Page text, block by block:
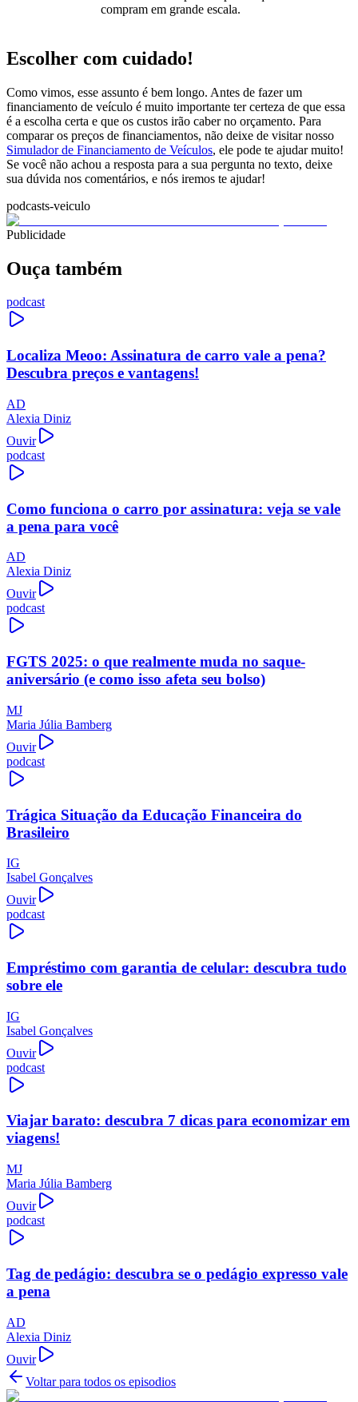
compram em grande escala.
Escolher com cuidado!
Como vimos, esse assunto é bem longo. Antes de fazer um
financiamento de veículo é muito importante ter certeza de que essa
é a escolha certa e que os custos irão caber no orçamento. Para
comparar os preços de financiamentos, não deixe de visitar nosso
Simulador de Financiamento de Veículos, ele pode te ajudar muito!
Se você não achou a resposta para a sua pergunta no texto, deixe
sua dúvida nos comentários, e nós iremos te ajudar!
podcasts-veiculo
Publicidade
Ouça também
podcast
Localiza Meoo: Assinatura de carro vale a pena?
Descubra preços e vantagens!
AD
Alexia Diniz
Ouvir
podcast
Como funciona o carro por assinatura: veja se vale
a pena para você
AD
Alexia Diniz
Ouvir
podcast
FGTS 2025: o que realmente muda no saque-
aniversário (e como isso afeta seu bolso)
MJ
Maria Júlia Bamberg
Ouvir
podcast
Trágica Situação da Educação Financeira do
Brasileiro
IG
Isabel Gonçalves
Ouvir
podcast
Empréstimo com garantia de celular: descubra tudo
sobre ele
IG
Isabel Gonçalves
Ouvir
podcast
Viajar barato: descubra 7 dicas para economizar em
viagens!
MJ
Maria Júlia Bamberg
Ouvir
podcast
Tag de pedágio: descubra se o pedágio expresso vale
a pena
AD
Alexia Diniz
Ouvir
Voltar para todos os episodios